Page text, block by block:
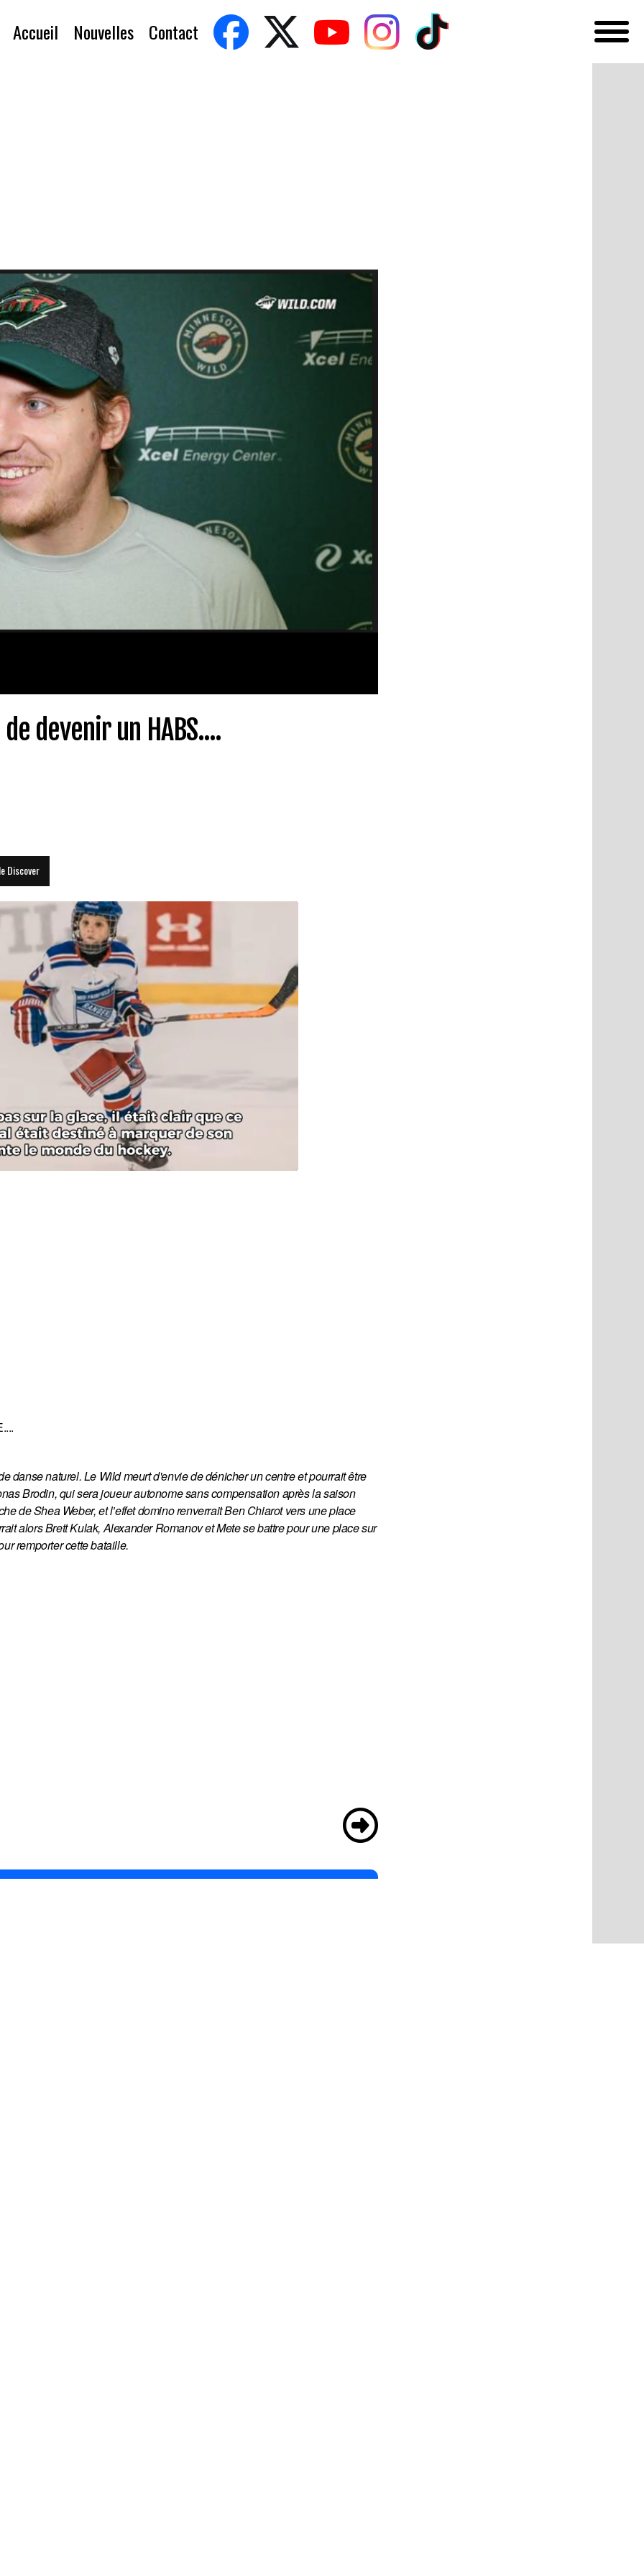
Accueil Nouvelles Contact
devenir un HABS....
Discover
danse naturel. Le Wild meurt d'envie de dénicher un centre et pourrait être
Brodin, qui sera joueur autonome sans compensation après la saison
de Shea Weber, et l’effet domino renverrait Ben Chiarot vers une place
alors Brett Kulak, Alexander Romanov et Mete se battre pour une place sur
remporter cette bataille.